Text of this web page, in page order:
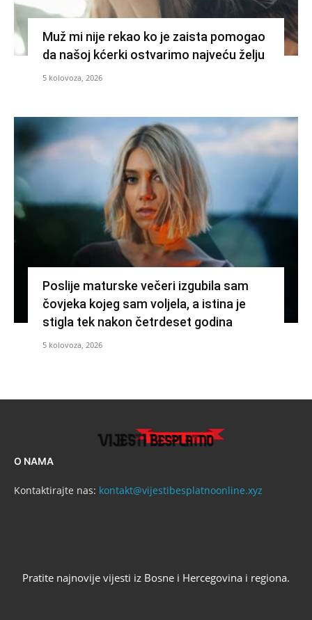
Muž mi nije rekao ko je zaista pomogao
da našoj kćerki ostvarimo najveću želju
5 kolovoza, 2026
Poslije maturske večeri izgubila sam
čovjeka kojeg sam voljela, a istina je
stigla tek nakon četrdeset godina
5 kolovoza, 2026
O NAMA
Kontaktirajte nas: kontakt@vijestibesplatnoonline.xyz
Pratite najnovije vijesti iz Bosne i Hercegovina i regiona.